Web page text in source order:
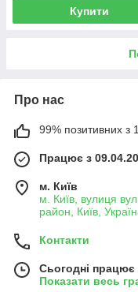
Купити
Про нас
99% позитивних з
Працює з
м. Київ
м. Київ, вулиця
район, Київ,
Контакти
Сьогодні працює
Показати весь